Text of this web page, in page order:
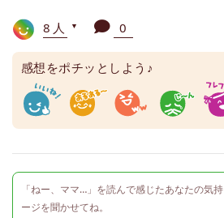
8人 ▼ 0
感想をポチッとしよう♪